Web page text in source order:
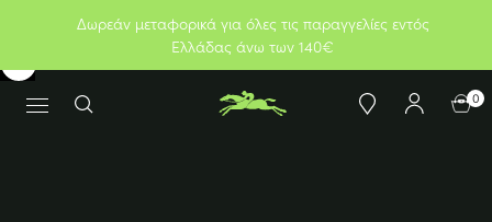
Δωρεάν μεταφορικά για όλες τις παραγγελίες εντός
Ελλάδας άνω των 140€
0